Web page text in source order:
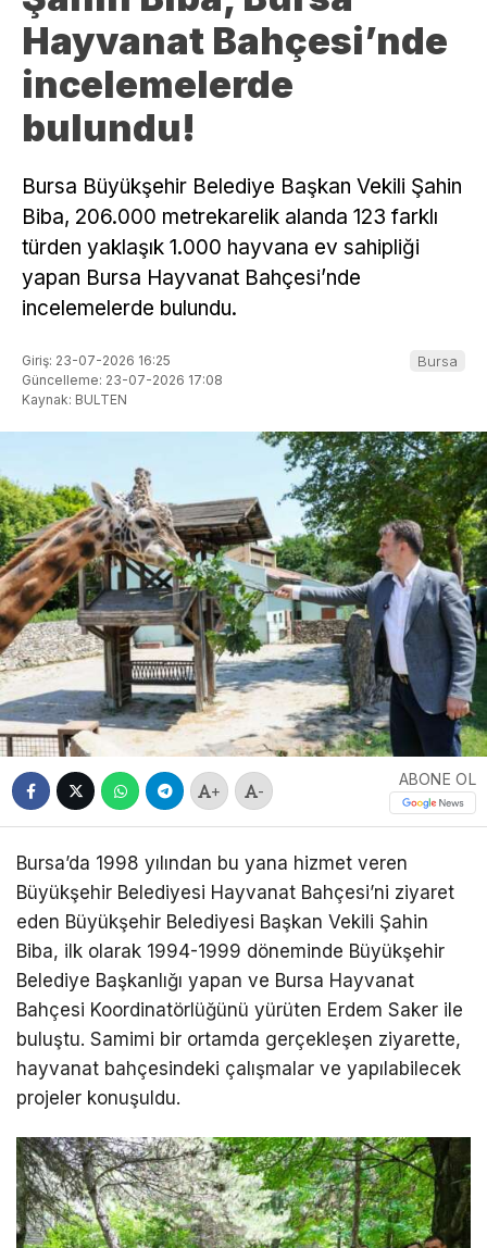
Hayvanat Bahçesi’nde
incelemelerde
bulundu!
Bursa Büyükşehir Belediye Başkan Vekili Şahin
Biba, 206.000 metrekarelik alanda 123 farklı
türden yaklaşık 1.000 hayvana ev sahipliği
yapan Bursa Hayvanat Bahçesi’nde
incelemelerde bulundu.
Giriş: 23-07-2026 16:25
Güncelleme: 23-07-2026 17:08
Kaynak: BULTEN
Bursa
+ -
ABONE OL
Bursa’da 1998 yılından bu yana hizmet veren
Büyükşehir Belediyesi Hayvanat Bahçesi’ni ziyaret
eden Büyükşehir Belediyesi Başkan Vekili Şahin
Biba, ilk olarak 1994-1999 döneminde Büyükşehir
Belediye Başkanlığı yapan ve Bursa Hayvanat
Bahçesi Koordinatörlüğünü yürüten Erdem Saker ile
buluştu. Samimi bir ortamda gerçekleşen ziyarette,
hayvanat bahçesindeki çalışmalar ve yapılabilecek
projeler konuşuldu.